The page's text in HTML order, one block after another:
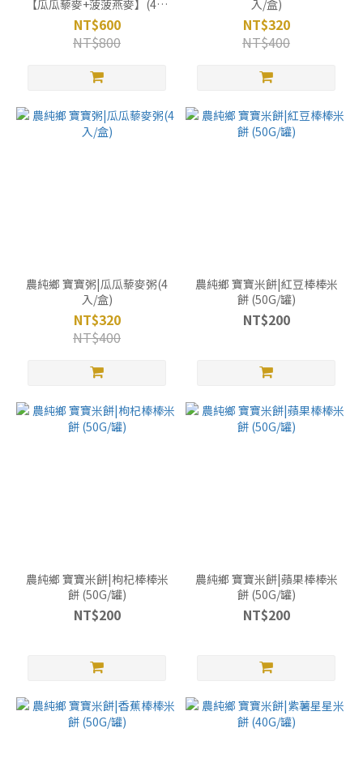
【瓜瓜藜麥+菠菠燕麥】(4入
x2盒)
NT$600
NT$800
入/盒)
NT$320
NT$400
農純鄉 寶寶粥|瓜瓜藜麥粥(4
入/盒)
NT$320
NT$400
農純鄉 寶寶米餅|紅豆棒棒米
餅 (50G/罐)
NT$200
農純鄉 寶寶米餅|枸杞棒棒米
餅 (50G/罐)
NT$200
農純鄉 寶寶米餅|蘋果棒棒米
餅 (50G/罐)
NT$200